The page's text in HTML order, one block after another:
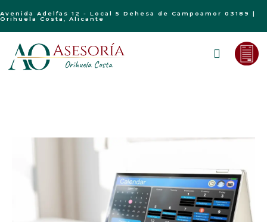
Avenida Adelfas 12 - Local 5 Dehesa de Campoamor 03189 |
Orihuela Costa, Alicante